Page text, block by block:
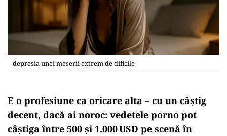
depresia unei meserii extrem de dificile
E o profesiune ca oricare alta – cu un câștig
decent, dacă ai noroc: vedetele porno pot
câștiga între 500 și 1.000 USD pe scenă în